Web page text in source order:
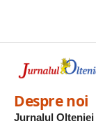
Despre noi
Jurnalul Olteniei